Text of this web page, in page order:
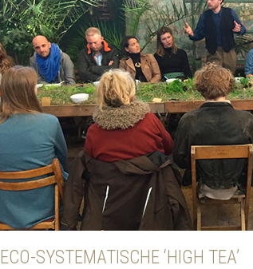
ECO-SYSTEMATISCHE ‘HIGH TEA’